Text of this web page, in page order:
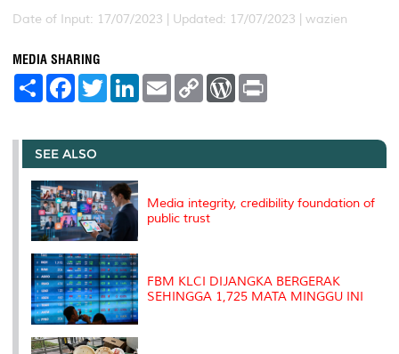
Date of Input: 17/07/2023 | Updated: 17/07/2023 | wazien
MEDIA SHARING
S
e
F
a
b
o
o
k
T
w
t
r
L
e
I
E
m
l
C
L
n
W
P
e
t
SEE ALSO
Media integrity, credibility foundation of
public trust
FBM KLCI DIJANGKA BERGERAK
SEHINGGA 1,725 MATA MINGGU INI